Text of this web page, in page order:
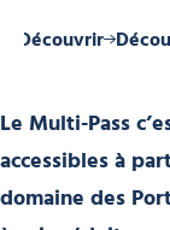
Découvrir
Le Multi-Pass
accessibles à
domaine des